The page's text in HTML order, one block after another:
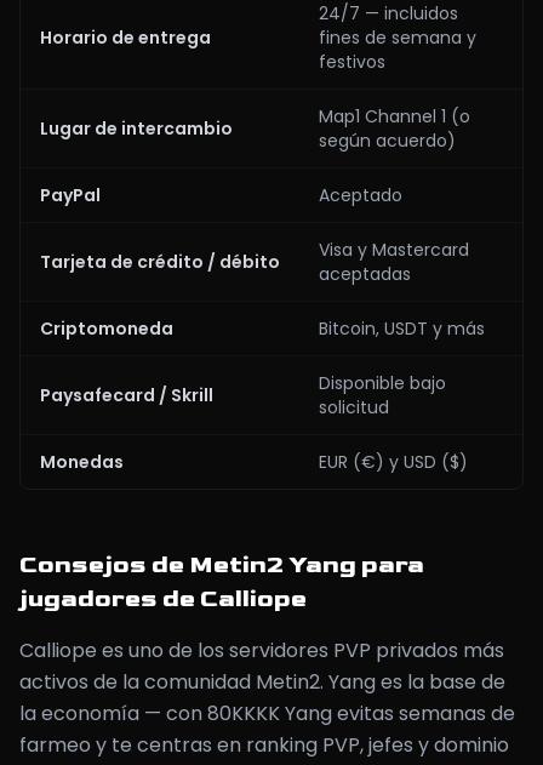
Horario de entrega
24/7 — incluidos
fines de semana y
festivos
Lugar de intercambio
Map1 Channel 1 (o
según acuerdo)
PayPal Aceptado
Tarjeta de crédito / débito
Visa y Mastercard
aceptadas
Criptomoneda Bitcoin, USDT y más
Paysafecard / Skrill
Disponible bajo
solicitud
Monedas EUR (€) y USD ($)
Consejos de Metin2 Yang para
jugadores de Calliope
Calliope es uno de los servidores PVP privados más
activos de la comunidad Metin2. Yang es la base de
la economía — con 80KKKK Yang evitas semanas de
farmeo y te centras en ranking PVP, jefes y dominio